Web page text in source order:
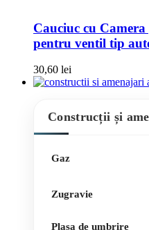
Cauciuc cu
pentru ventil tip
30,60 lei
Construcții și
Gaz
Zugravie
Plasa de umbrire